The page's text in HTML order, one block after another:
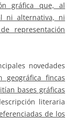
gráfica que, al
ni alternativa, ni
representación
novedades
geográfica fincas
bases gráficas
literaria
de los